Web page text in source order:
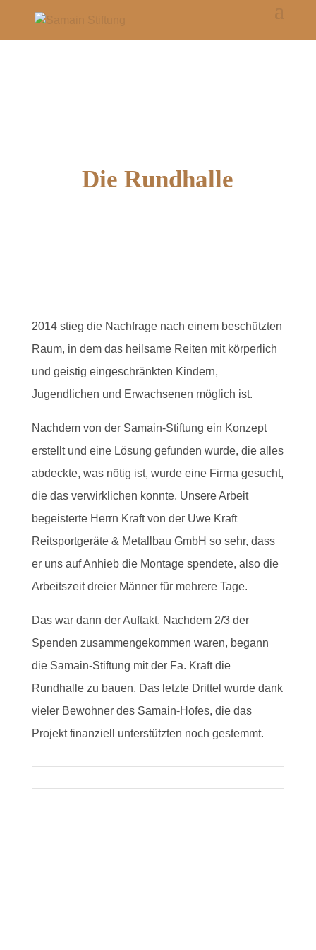
Die Rundhalle
2014 stieg die Nachfrage nach einem beschützten
Raum, in dem das heilsame Reiten mit körperlich
und geistig eingeschränkten Kindern,
Jugendlichen und Erwachsenen möglich ist.
Nachdem von der Samain-Stiftung ein Konzept
erstellt und eine Lösung gefunden wurde, die alles
abdeckte, was nötig ist, wurde eine Firma gesucht,
die das verwirklichen konnte. Unsere Arbeit
begeisterte Herrn Kraft von der Uwe Kraft
Reitsportgeräte & Metallbau GmbH so sehr, dass
er uns auf Anhieb die Montage spendete, also die
Arbeitszeit dreier Männer für mehrere Tage.
Das war dann der Auftakt. Nachdem 2/3 der
Spenden zusammengekommen waren, begann
die Samain-Stiftung mit der Fa. Kraft die
Rundhalle zu bauen. Das letzte Drittel wurde dank
vieler Bewohner des Samain-Hofes, die das
Projekt finanziell unterstützten noch gestemmt.